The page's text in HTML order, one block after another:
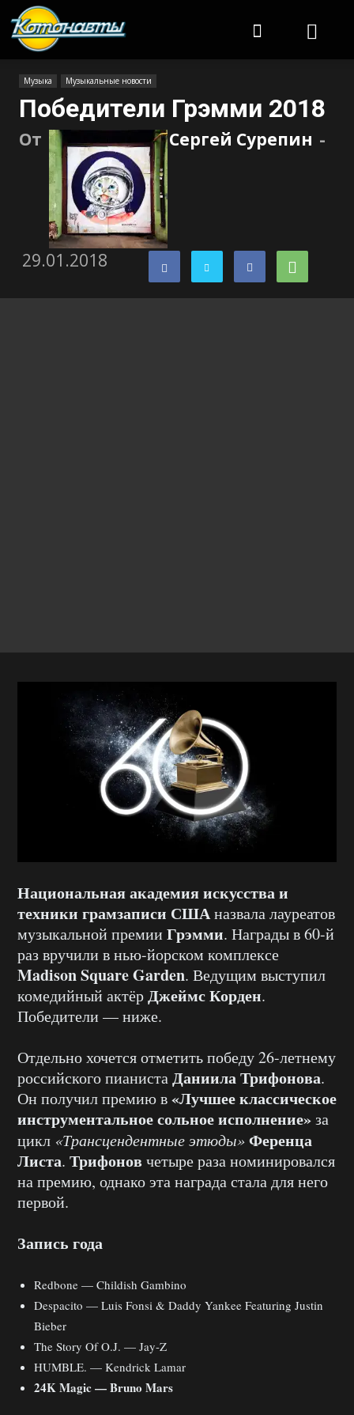
Музыка Музыкальные новости
Победители Грэмми 2018
От Сергей Сурепин -
29.01.2018
Национальная академия искусства и
техники грамзаписи СШАназвала лауреатов
музыкальной премии Грэмми. Награды в 60-й
раз вручили в нью-йорском комплексе
Madison Square Garden. Ведущим выступил
комедийный актёрДжеймс Корден.
Победители — ниже.
Отдельно хочется отметить победу 26-летнему
российского пианистаДаниила Трифонова.
Он получил премию в«Лучшее классическое
инструментальное сольное исполнение»за
цикл «Трансцендентные этюды»Ференца
Листа. Трифоновчетыре раза номинировался
на премию, однако эта награда стала для него
первой.
Запись года
Redbone — Childish Gambino
Despacito — Luis Fonsi & Daddy Yankee Featuring Justin
Bieber
The Story Of O.J. — Jay-Z
HUMBLE. — Kendrick Lamar
24K Magic — Bruno Mars